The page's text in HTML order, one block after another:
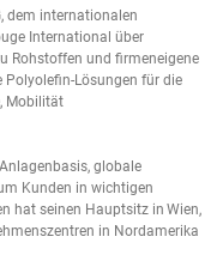
dem internationalen
International über
Rohstoffen und firmeneigene
Polyolefin-Lösungen für die
Mobilität
globale
Kunden in wichtigen
hat seinen Hauptsitz in Wien,
in Nordamerika